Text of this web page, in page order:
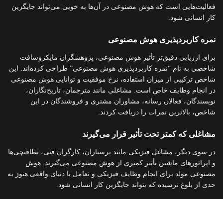
فعالیت‌هایی است که هوش مصنوعی در آن‌ها به خوبی می‌تواند جایگزین
کار انسانی شود.
نمره کاربردپذیری هوش مصنوعی
برای ارزیابی دقیق‌تر تأثیر هوش مصنوعی، پژوهشگران مایکروسافت
شاخصی به نام “نمره کاربردپذیری هوش مصنوعی” طراحی کرده‌اند. این
شاخص ترکیبی از میزان استفاده، نرخ موفقیت و توانایی هوش مصنوعی
در انجام وظایف خاص است. مشاغلی مانند مترجمان، تاریخ‌نگاران،
نویسندگان، فعالان رسانه، مشاوران مشتری و فروشندگان در این
شاخص، بالاترین نمرات را دریافت کردند.
مشاغلی که کمتر تحت تأثیر قرار می‌گیرند
در سوی دیگر، مشاغل فیزیکی مانند پرستاران، کارگران فنی، نظافتچی‌ها
و اپراتورهای ماشین تأثیر کمتری از هوش مصنوعی می‌گیرند. هوش
مصنوعی مولد برای انجام وظایف فیزیکی و تعامل با دنیای واقعی هنوز به
حدی از بلوغ نرسیده که بتواند جایگزین کار انسانی شود.